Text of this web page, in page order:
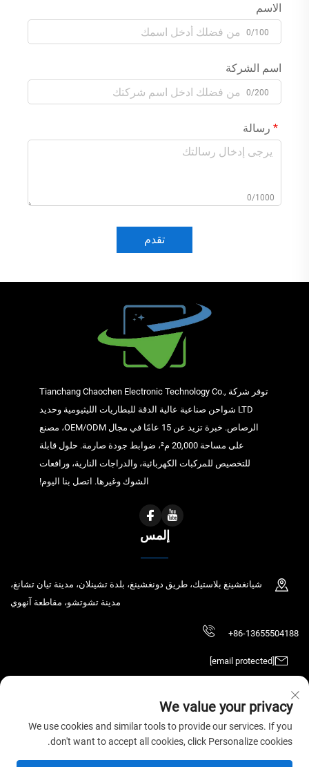
الاسم
0/100
اسم الشركة
0/200
رسالة
0/1000
تقدم
توفر شركة Tianchang Chaochen Electronic Technology Co.,
LTD شواحن صناعية عالية الدقة للبطاريات الليثيومية وحديد
الرصاص. خبرة تزيد عن 15 عامًا في مجال OEM/ODM، مصنع
على مساحة 20,000 م²، ضوابط جودة صارمة. حلول قابلة
للتخصيص للمركبات الكهربائية، والدراجات النارية، ورافعات
الشوك وغيرها. اتصل بنا اليوم!
إلمس
شيانغشينغ بلاستيك، طريق دونغشينغ، بلدة تشينلان، مدينة تيان تشانغ،
مدينة تشوتشو، مقاطعة آنهوي
+86-13655504188
حقوق الطبع والنشر © 2026 شركة Tianchang Chaochen للتكنولوجيا الإلكترونية
المحدودة. جميع الحقوق محفوظة. سياسة الخصوصية
We value your privacy
We use cookies and similar tools to provide our services. If you
don't want to accept all cookies, click Personalize cookies.